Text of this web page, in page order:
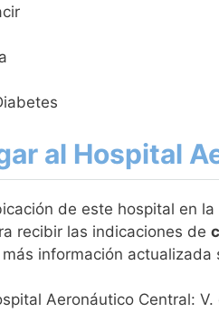
al Hospital
de este hospital en
recibir las indicaciones de
información
Aeronáutico Central: